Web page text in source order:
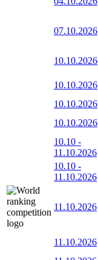
07.10.2026
10.10.2026
10.10.2026
10.10.2026
10.10.2026
10.10 -
11.10.2026
10.10 -
11.10.2026
11.10.2026
11.10.2026